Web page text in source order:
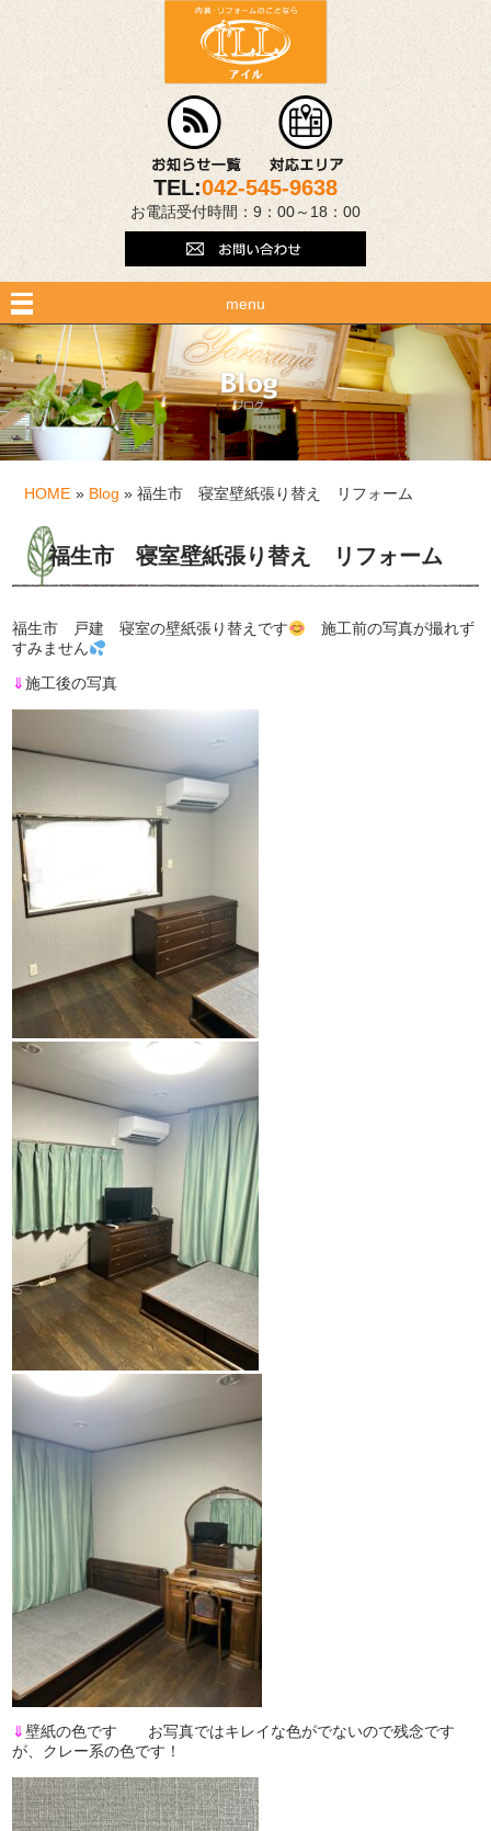
TEL:042-545-9638
お電話受付時間：9：00～18：00
menu
HOME » Blog » 福生市 寝室壁紙張り替え リフォーム
福生市 寝室壁紙張り替え リフォーム
福生市 戸建 寝室の壁紙張り替えです
施工前の写真が撮れず
すみません
⇓施工後の写真
⇓壁紙の色です お写真ではキレイな色がでないので残念です
が、クレー系の色です！